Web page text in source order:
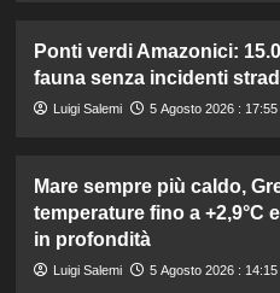
Ponti verdi Amazonici:
fauna senza incidenti
Luigi Salemi 5 Agosto 2026 : 17:55
Mare sempre più caldo,
temperature fino a +2,9°C
in profondità
Luigi Salemi 5 Agosto 2026 : 14:15